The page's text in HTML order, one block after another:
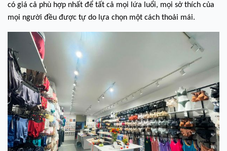
có giá cả phù hợp nhất để tất cả mọi lứa luổi, mọi sở thích của
mọi người đều được tự do lựa chọn một cách thoải mái.